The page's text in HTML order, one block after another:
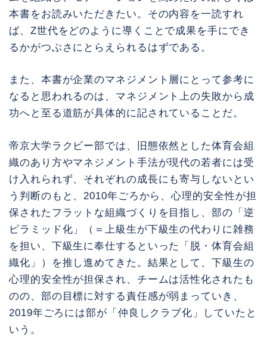
本書をお読みいただきたい。その内容を一読すれ
ば、Z世代をどのように導くことで成果を手にでき
るかがつぶさにとらえられるはずである。
また、本書が企業のマネジメント層にとって参考に
なると思われるのは、マネジメント上の失敗から成
功へと至る道筋が具体的に記されていることだ。
帝京大学ラクビー部では、旧態依然とした体育会組
織のあり方やマネジメント手法が現代の若者には受
け入れられず、それぞれの成長にも寄与しないとい
う判断のもと、2010年ごろから、心理的安全性が担
保されたフラットな組織づくりを目指し、部の「逆
ピラミッド化」（＝上級生が下級生の代わりに雑務
を担い、下級生に奉仕するといった「脱・体育会組
織化」）を推し進めてきた。結果として、下級生の
心理的安全性が担保され、チームは活性化されたも
のの、部の目標に対する責任感が弱まっていき、
2019年ごろには部が「仲良しクラブ化」していたと
いう。